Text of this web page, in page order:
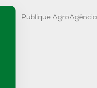
Publique AgroAgência